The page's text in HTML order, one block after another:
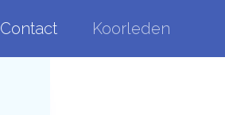
Contact Koorleden